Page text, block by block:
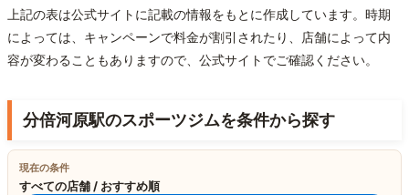
上記の表は公式サイトに記載の情報をもとに作成しています。時期
によっては、キャンペーンで料金が割引されたり、店舗によって内
容が変わることもありますので、公式サイトでご確認ください。
分倍河原駅のスポーツジムを条件から探す
現在の条件
すべての店舗 / おすすめ順